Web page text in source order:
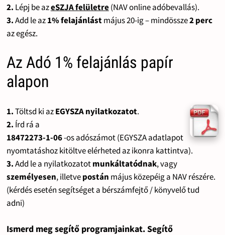
2. Lépj be azeSZJA felületre(NAV online adóbevallás).
3.Add le az1% felajánlástmájus 20-ig – mindössze2 perc
az egész.
Az Adó 1% felajánlás papír
alapon
1.Töltsd ki azEGYSZA nyilatkozatot.
2. Írd rá a
18472273-1-06-os adószámot (EGYSZA adatlapot
nyomtatáshoz kitöltve elérheted az ikonra kattintva).
3.Add le a nyilatkozatotmunkáltatódnak, vagy
személyesen, illetvepostán május közepéig a NAV részére.
(kérdés esetén segítséget a bérszámfejtő / könyvelő tud
adni)
Ismerd meg segítő programjainkat. Segítő